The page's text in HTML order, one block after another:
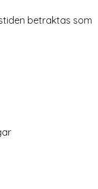
betraktas som